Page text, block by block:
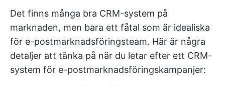
Det finns många bra CRM-system på
marknaden, men bara ett fåtal som är idealiska
för e-postmarknadsföringsteam. Här är några
detaljer att tänka på när du letar efter ett CRM-
system för e-postmarknadsföringskampanjer: